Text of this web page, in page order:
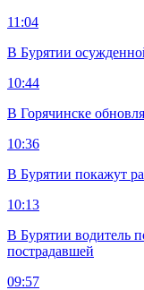
11:04
В Бурятии
10:44
В Горячинске
10:36
В Бурятии покажут
10:13
В Бурятии водитель
пострадавшей
09:57